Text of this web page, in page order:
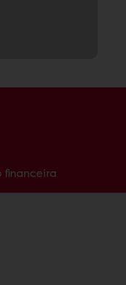
financeira